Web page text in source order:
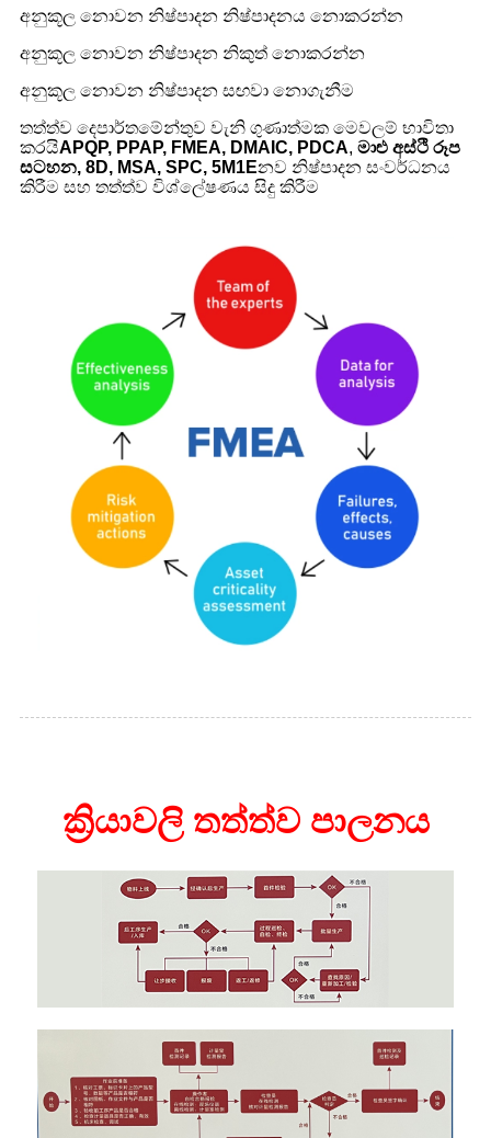
අනුකූල නොවන නිෂ්පාදන නිෂ්පාදනය නොකරන්න
අනුකූල නොවන නිෂ්පාදන නිකුත් නොකරන්න
අනුකූල නොවන නිෂ්පාදන සඟවා නොගැනීම
තත්ත්ව දෙපාර්තමේන්තුව වැනි ගුණාත්මක මෙවලම් භාවිතා
කරයිAPQP, PPAP, FMEA, DMAIC, PDCA, මාළු අස්ථි රූප
සටහන, 8D, MSA, SPC, 5M1Eනව නිෂ්පාදන සංවර්ධනය
කිරීම සහ තත්ත්ව විශ්ලේෂණය සිදු කිරීම
ක්‍රියාවලි තත්ත්ව පාලනය